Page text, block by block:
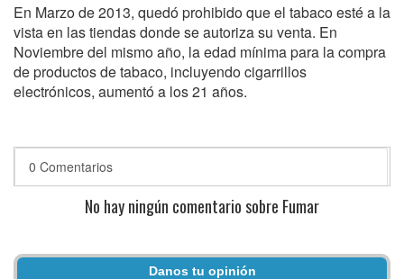
En Marzo de 2013, quedó prohibido que el tabaco esté a la
vista en las tiendas donde se autoriza su venta. En
Noviembre del mismo año, la edad mínima para la compra
de productos de tabaco, incluyendo cigarrillos
electrónicos, aumentó a los 21 años.
0 Comentarios
No hay ningún comentario sobre Fumar
Danos tu opinión